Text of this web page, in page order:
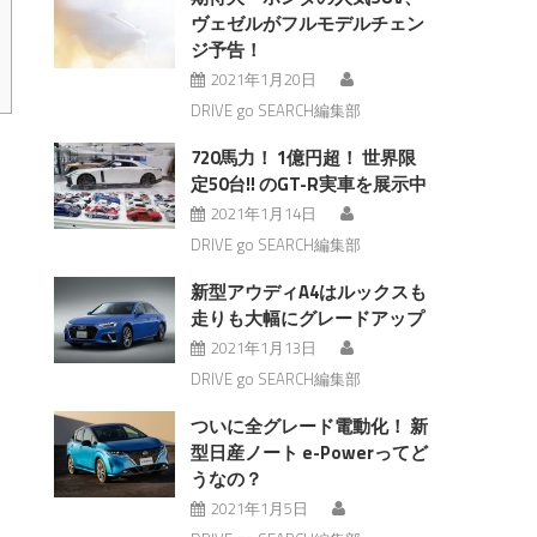
ヴェゼルがフルモデルチェン
ジ予告！
2021年1月20日
DRIVE go SEARCH編集部
720馬力！ 1億円超！ 世界限
定50台!! のGT-R実車を展示中
2021年1月14日
DRIVE go SEARCH編集部
新型アウディA4はルックスも
走りも大幅にグレードアップ
2021年1月13日
DRIVE go SEARCH編集部
ついに全グレード電動化！ 新
型日産ノート e-Powerってど
うなの？
2021年1月5日